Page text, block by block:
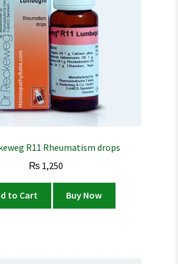
R11 Rheumatism drops
₨ 1,250
to Cart Buy Now